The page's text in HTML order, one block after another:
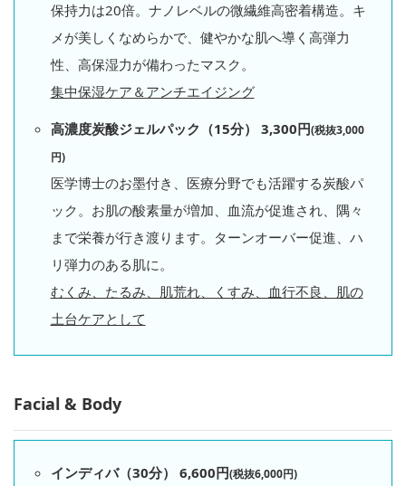
保持力は20倍。ナノレベルの微繊維高密着構造。キ
メが美しくなめらかで、健やかな肌へ導く高弾力
性、高保湿力が備わったマスク。
集中保湿ケア＆アンチエイジング
高濃度炭酸ジェルパック（15分） 3,300円(税抜3,000
円)
医学博士のお墨付き、医療分野でも活躍する炭酸パ
ック。お肌の酸素量が増加、血流が促進され、隅々
まで栄養が行き渡ります。ターンオーバー促進、ハ
リ弾力のある肌に。
むくみ、たるみ、肌荒れ、くすみ、血行不良、肌の
土台ケアとして
Facial & Body
インディバ（30分） 6,600円(税抜6,000円)